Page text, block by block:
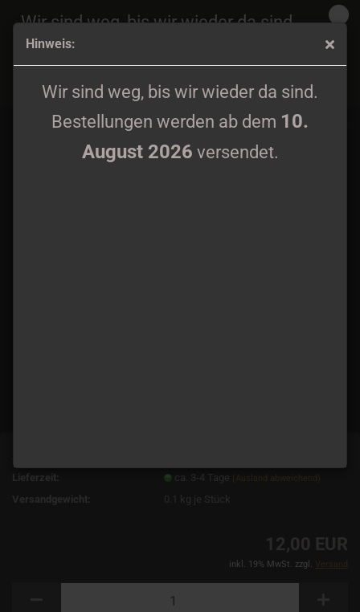
Hinweis:
Wir sind weg, bis wir wieder da sind.
Bestellungen werden ab dem 10.
August 2026 versendet.
Wir sind weg, bis wir wieder da sind.
Bestellungen werden ab dem
August 2026
versendet.
Lieferzeit:
ca. 3-4 Tage (Ausland abweichend)
Versandgewicht: 0.1 kg je Stück
12,00 EUR
inkl. 19% MwSt. zzgl. Versand